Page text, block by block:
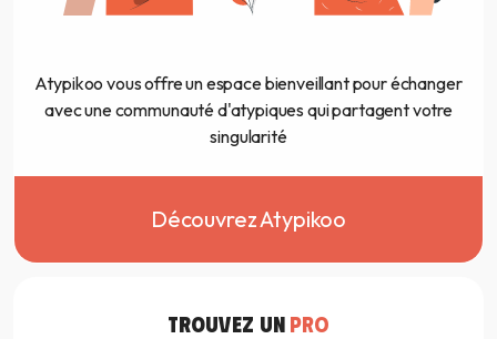
Atypikoo vous offre un espace bienveillant pour échanger
avec une communauté d'atypiques qui partagent votre
singularité
Découvrez Atypikoo
TROUVEZ UN PRO